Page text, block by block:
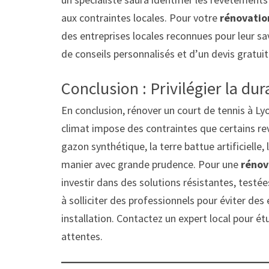
aux contraintes locales. Pour votre
des entreprises locales reconnues pour leur
de conseils personnalisés et d’un devis
Conclusion : Privilégier la
En conclusion, rénover un court de tennis à
climat impose des contraintes que certains
gazon synthétique, la terre battue artificielle,
manier avec grande prudence. Pour une
investir dans des solutions résistantes,
à solliciter des professionnels pour éviter
installation. Contactez un expert local pour
attentes.